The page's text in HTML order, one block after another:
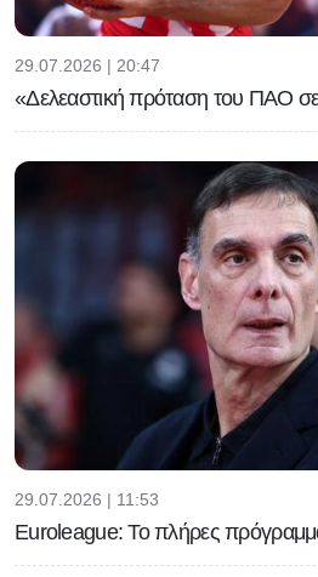
29.07.2026 | 20:47
«Δελεαστική πρόταση του ΠΑΟ
29.07.2026 | 11:53
Euroleague: Το πλήρες